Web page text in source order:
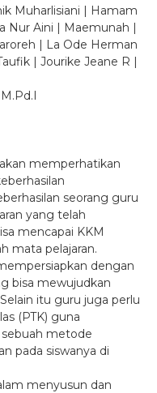
Muharlisiani | Hamam
Nur Aini | Maemunah |
| La Ode Herman
| Jourike Jeane R |
memperhatikan
seorang guru
yang telah
mencapai KKM
mata pelajaran.
dengan
bisa mewujudkan
itu guru juga perlu
(PTK) guna
metode
pada siswanya di
menyusun dan